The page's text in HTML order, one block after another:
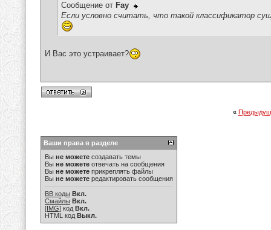
Сообщение от Fay
Если условно считать, что такой классификатор
И Вас это устраивает?
«
Ваши права в разделе
Вы не можете создавать темы
Вы не можете отвечать на сообщения
Вы не можете прикреплять файлы
Вы не можете редактировать сообщения
BB коды Вкл.
Смайлы Вкл.
[IMG] код Вкл.
HTML код Выкл.